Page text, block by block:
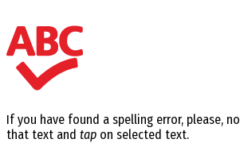
If you have found a spelling error, please,
that text and tap on selected text.